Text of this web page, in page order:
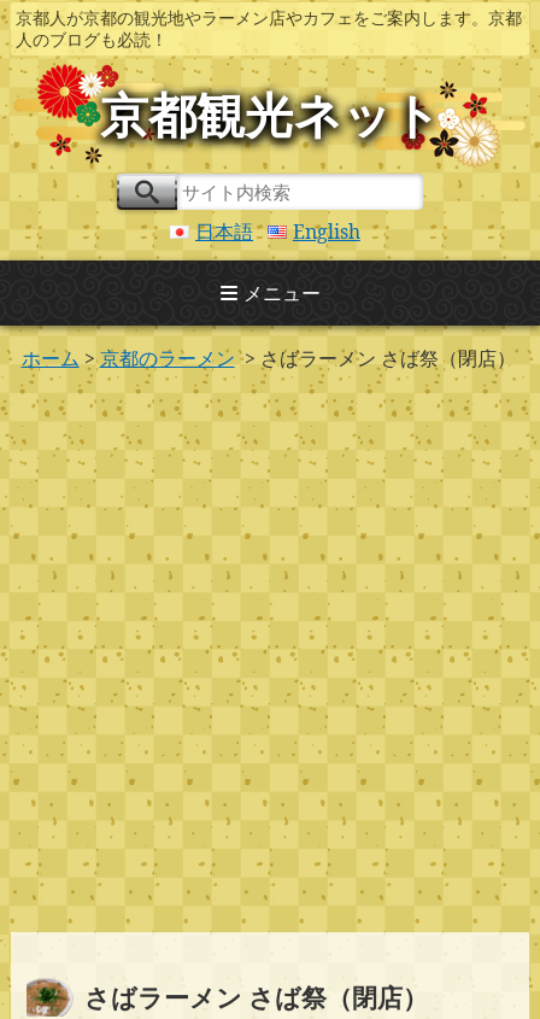
京都人が京都の観光地やラーメン店やカフェをご案内します。京都
人のブログも必読！
京都観光ネット
日本語 English
メニュー
ホーム >京都のラーメン> さばラーメン さば祭（閉店）
さばラーメン さば祭（閉店）